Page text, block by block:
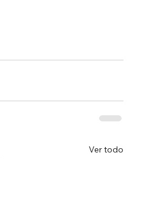
Ver todo